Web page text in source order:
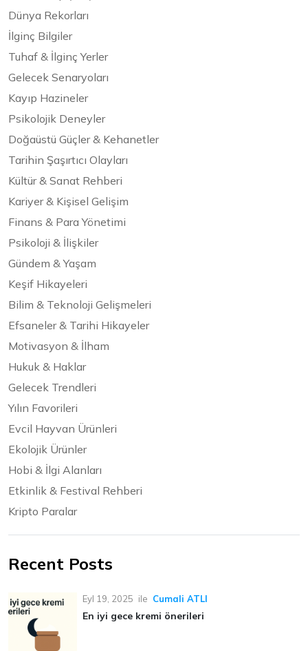
Dünya Rekorları
İlginç Bilgiler
Tuhaf & İlginç Yerler
Gelecek Senaryoları
Kayıp Hazineler
Psikolojik Deneyler
Doğaüstü Güçler & Kehanetler
Tarihin Şaşırtıcı Olayları
Kültür & Sanat Rehberi
Kariyer & Kişisel Gelişim
Finans & Para Yönetimi
Psikoloji & İlişkiler
Gündem & Yaşam
Keşif Hikayeleri
Bilim & Teknoloji Gelişmeleri
Efsaneler & Tarihi Hikayeler
Motivasyon & İlham
Hukuk & Haklar
Gelecek Trendleri
Yılın Favorileri
Evcil Hayvan Ürünleri
Ekolojik Ürünler
Hobi & İlgi Alanları
Etkinlik & Festival Rehberi
Kripto Paralar
Recent Posts
Eyl 19, 2025 ile Cumali ATLI
En iyi gece kremi önerileri